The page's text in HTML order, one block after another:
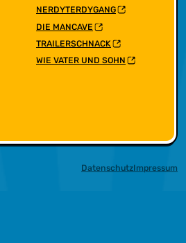
NERDYTERDYGANG
DIE MANCAVE
TRAILERSCHNACK
WIE VATER UND SOHN
DatenschutzImpressum